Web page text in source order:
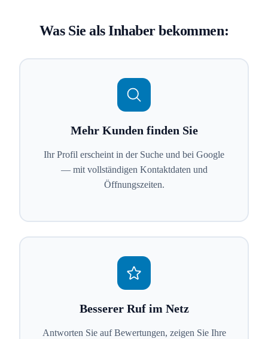
Was Sie als Inhaber bekommen:
Mehr Kunden finden Sie
Ihr Profil erscheint in der Suche und bei Google
— mit vollständigen Kontaktdaten und
Öffnungszeiten.
Besserer Ruf im Netz
Antworten Sie auf Bewertungen, zeigen Sie Ihre